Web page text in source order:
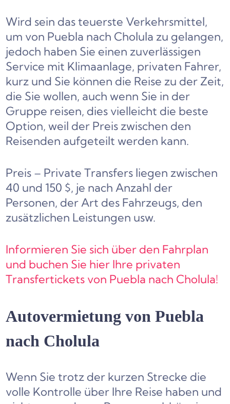
Wird sein das teuerste Verkehrsmittel,
um von Puebla nach Cholula zu gelangen,
jedoch haben Sie einen zuverlässigen
Service mit Klimaanlage, privaten Fahrer,
kurz und Sie können die Reise zu der Zeit,
die Sie wollen, auch wenn Sie in der
Gruppe reisen, dies vielleicht die beste
Option, weil der Preis zwischen den
Reisenden aufgeteilt werden kann.
Preis – Private Transfers liegen zwischen
40 und 150 $, je nach Anzahl der
Personen, der Art des Fahrzeugs, den
zusätzlichen Leistungen usw.
Informieren Sie sich über den Fahrplan
und buchen Sie hier Ihre privaten
Transfertickets von Puebla nach Cholula!
Autovermietung von Puebla
nach Cholula
Wenn Sie trotz der kurzen Strecke die
volle Kontrolle über Ihre Reise haben und